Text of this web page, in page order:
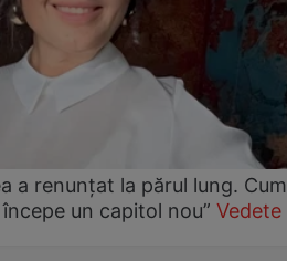
a renunțat la părul lung. Cum
un capitol nou” Vedete